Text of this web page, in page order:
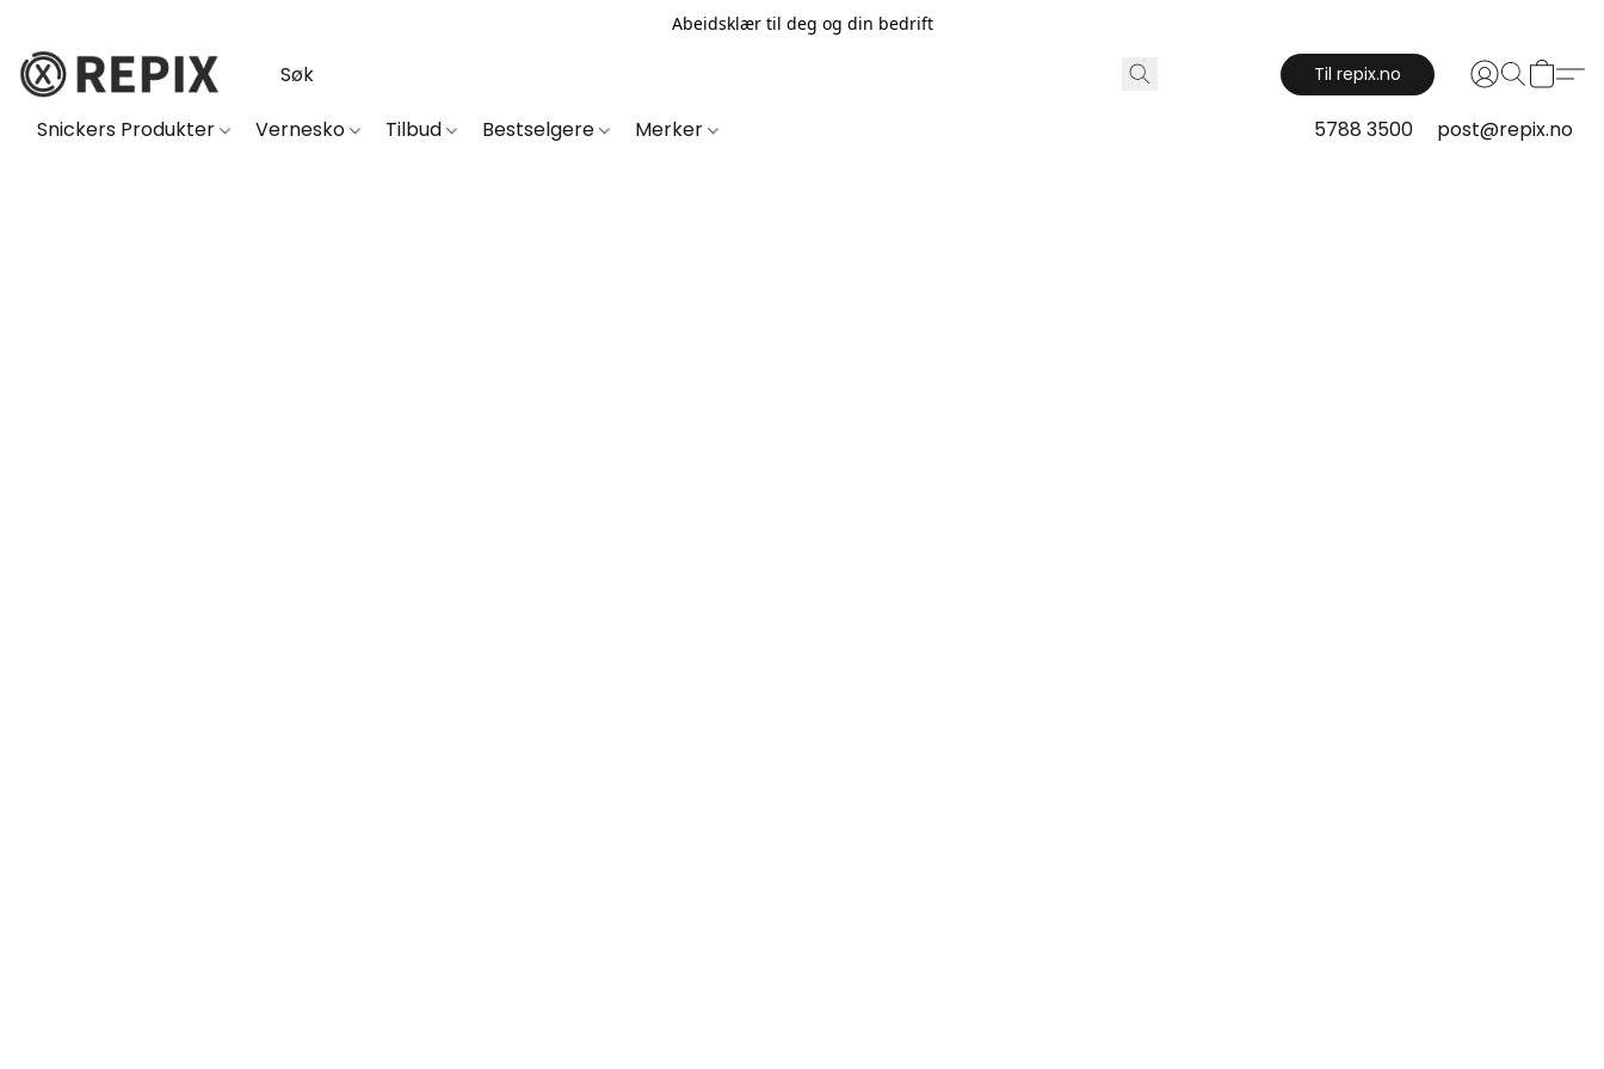
Abeidsklær til deg og din bedrift
Til repix.no
Snickers Produkter Vernesko Tilbud Bestselgere Merker 5788 3500 post@repix.no